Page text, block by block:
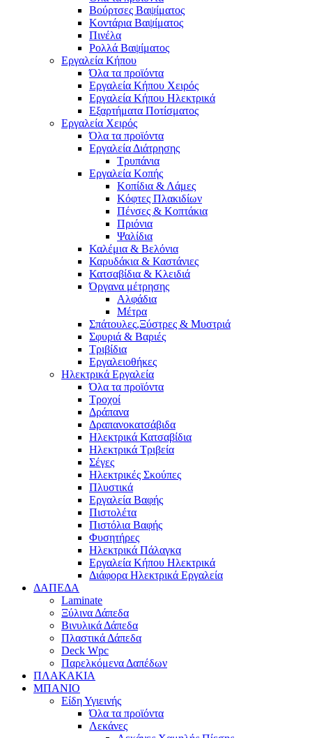
Βούρτσες Βαψίματος
Κοντάρια Βαψίματος
Πινέλα
Ρολλά Βαψίματος
Εργαλεία Κήπου
Όλα τα προϊόντα
Εργαλεία Κήπου Χειρός
Εργαλεία Κήπου Ηλεκτρικά
Εξαρτήματα Ποτίσματος
Εργαλεία Χειρός
Όλα τα προϊόντα
Εργαλεία Διάτρησης
Τρυπάνια
Εργαλεία Κοπής
Κοπίδια & Λάμες
Κόφτες Πλακιδίων
Πένσες & Κοπτάκια
Πριόνια
Ψαλίδια
Καλέμια & Βελόνια
Καρυδάκια & Καστάνιες
Κατσαβίδια & Κλειδιά
Όργανα μέτρησης
Αλφάδια
Μέτρα
Σπάτουλες,Ξύστρες & Μυστριά
Σφυριά & Βαριές
Τριβίδια
Εργαλειοθήκες
Ηλεκτρικά Εργαλεία
Όλα τα προϊόντα
Τροχοί
Δράπανα
Δραπανοκατσάβιδα
Ηλεκτρικά Κατσαβίδια
Ηλεκτρικά Τριβεία
Σέγες
Ηλεκτρικές Σκούπες
Πλυστικά
Εργαλεία Βαφής
Πιστολέτα
Πιστόλια Βαφής
Φυσητήρες
Ηλεκτρικά Πάλαγκα
Εργαλεία Κήπου Ηλεκτρικά
Διάφορα Ηλεκτρικά Εργαλεία
ΔΑΠΕΔΑ
Laminate
Ξύλινα Δάπεδα
Βινυλικά Δάπεδα
Πλαστικά Δάπεδα
Deck Wpc
Παρελκόμενα Δαπέδων
ΠΛΑΚΑΚΙΑ
ΜΠΑΝΙΟ
Είδη Υγιεινής
Όλα τα προϊόντα
Λεκάνες